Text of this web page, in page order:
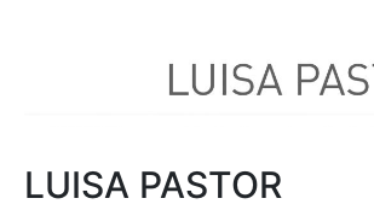
LUISA PASTOR